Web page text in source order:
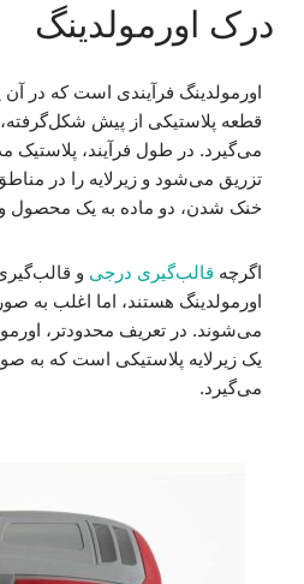
درک اورمولدینگ
اورمولدینگ فرآیندی است که در آن
قطعه پلاستیکی از پیش
می‌گیرد. در طول فرآیند، پلاستیک
تزریق می‌شود و زیرلایه را در
خنک شدن، دو ماده به یک محصول
اگرچه قالب‌گیری درجی و
اورمولدینگ هستند، اما اغلب به
می‌شوند. در تعریف محدودتر،
یک زیرلایه پلاستیکی است که به
می‌گیرد.